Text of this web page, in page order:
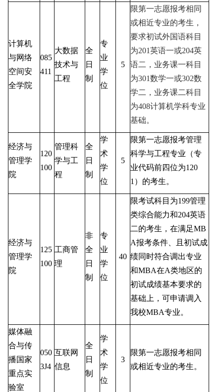
计算机
与网络
空间安
全学院
085
411
大数据
技术与
工程
全
日
制
专
业
学
位
5
限第一志愿报考相同
或相近专业的考生，
要求初试外国语科目
为201英语一或204英
语二，业务课一科目
为301数学一或302数
学二，业务课二科目
为408计算机学科专业
基础。
经济与
管理学
院
120
100
管理科
学与工
程
全
日
制
学
术
学
位
5
限第一志愿报考管理
科学与工程专业（专
业代码前四位为120
1 ）的考生。
经济与
管理学
院
125
100
工商管
理
非
全
日
制
专
业
学
位
40
限考试科目为199管理
类综合能力和204英语
二的考生，在满足MB
A报考条件、且初试成
绩同时符合调出专业
和MBA在A类地区的
初试成绩基本要求的
基础上，可申请调入
我校MBA专业。
媒体融
合与传
播国家
重点实
验室
050
3J4
互联网
信息
全
日
制
学
术
学
位
3
限第一志愿报考相同
或相近专业的考生。